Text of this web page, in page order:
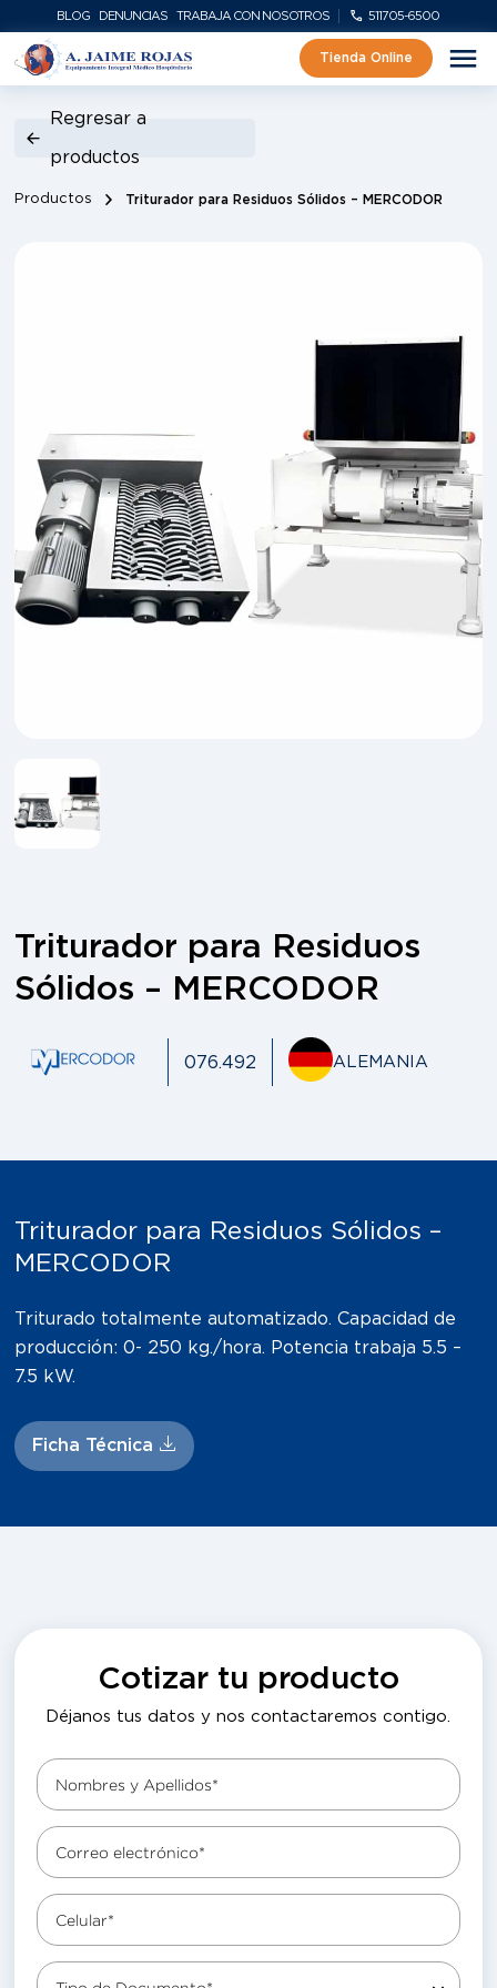
BLOG DENUNCIAS TRABAJA CON NOSOTROS 511705-6500
Tienda Online
Productos Triturador para Residuos Sólidos – MERCODOR
Regresar a
productos
Triturador para Residuos
Sólidos – MERCODOR
076.492 ALEMANIA
Triturador para Residuos Sólidos –
MERCODOR
Triturado totalmente automatizado. Capacidad de
producción: 0- 250 kg./hora. Potencia trabaja 5.5 –
7.5 kW.
Ficha Técnica
Cotizar tu producto
Déjanos tus datos y nos contactaremos contigo.
Nombres y Apellidos*
Correo electrónico*
Celular*